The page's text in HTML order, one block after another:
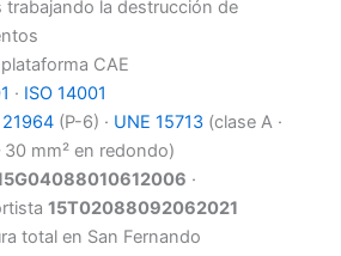
trabajando la destrucción de
plataforma CAE
· ISO 14001
21964(P-6) · UNE 15713(clase A ·
30 mm² en redondo)
·
15T02088092062021
total en San Fernando